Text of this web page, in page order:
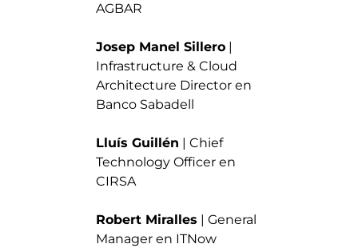
AGBAR
Josep Manel Sillero |
Infrastructure & Cloud
Architecture Director en
Banco Sabadell
Lluís Guillén | Chief
Technology Officer en
CIRSA
Robert Miralles | General
Manager en ITNow